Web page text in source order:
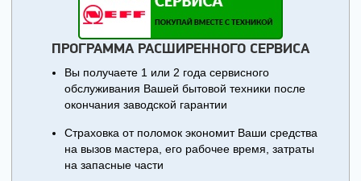
ПРОГРАММА РАСШИРЕННОГО СЕРВИСА
Вы получаете 1 или 2 года сервисного
обслуживания Вашей бытовой техники после
окончания заводской гарантии
Страховка от поломок экономит Ваши средства
на вызов мастера, его рабочее время, затраты
на запасные части